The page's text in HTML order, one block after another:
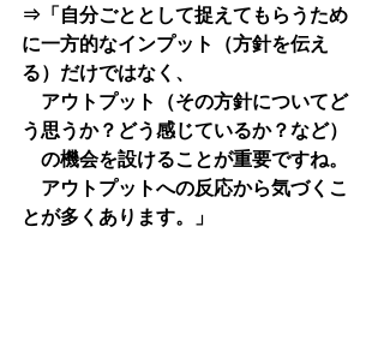
⇒「自分ごととして捉えてもらうため
に一方的なインプット（方針を伝え
る）だけではなく、
アウトプット（その方針についてど
う思うか？どう感じているか？など）
の機会を設けることが重要ですね。
アウトプットへの反応から気づくこ
とが多くあります。」